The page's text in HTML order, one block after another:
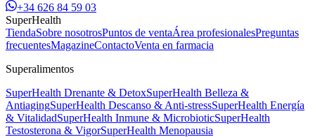
+34 626 84 59 03
SuperHealth
TiendaSobre nosotrosPuntos de ventaÁrea profesionalesPreguntas
frecuentesMagazineContactoVenta en farmacia
Superalimentos
SuperHealth Drenante & DetoxSuperHealth Belleza &
AntiagingSuperHealth Descanso & Anti-stressSuperHealth Energía
& VitalidadSuperHealth Inmune & MicrobioticSuperHealth
Testosterona & VigorSuperHealth Menopausia